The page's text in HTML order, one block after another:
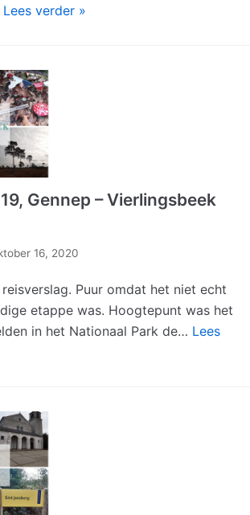
Lees verder »
Gennep – Vierlingsbeek
16, 2020
Puur omdat het niet echt
etappe was. Hoogtepunt was het
in het Nationaal Park de… Lees